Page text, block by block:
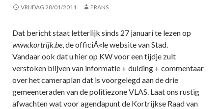
VRIJDAG 28/01/2011 FRANS
Dat bericht staat letterlijk sinds 27 januari te lezen op
www.kortrijk.be, de officiÃ«le website van Stad.
Vandaar ook dat u hier op KW voor een tijdje zult
verstoken blijven van informatie + duiding + commentaar
over het cameraplan dat is voorgelegd aan de drie
gemeenteraden van de politiezone VLAS. Laat ons rustig
afwachten wat voor agendapunt de Kortrijkse Raad van